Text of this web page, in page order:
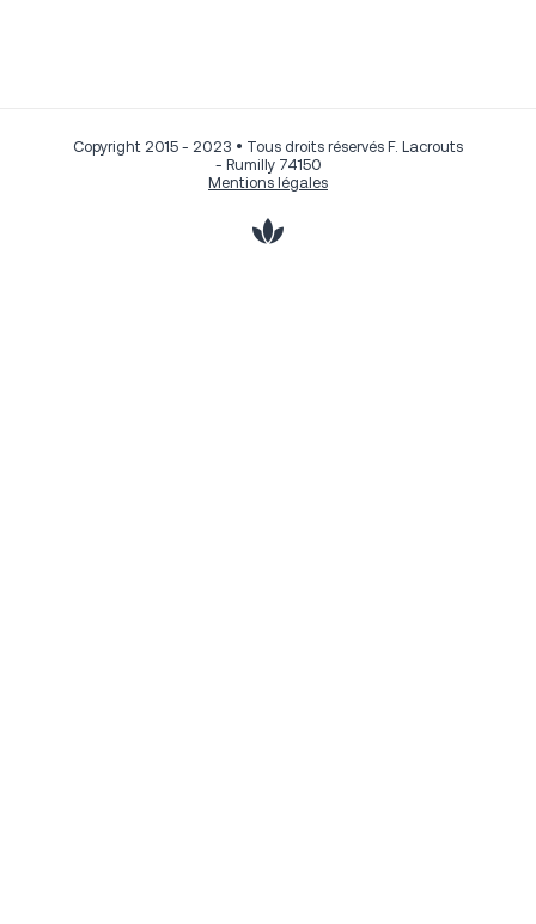
Copyright 2015 - 2023 • Tous droits réservés F. Lacrouts
- Rumilly 74150
Mentions légales